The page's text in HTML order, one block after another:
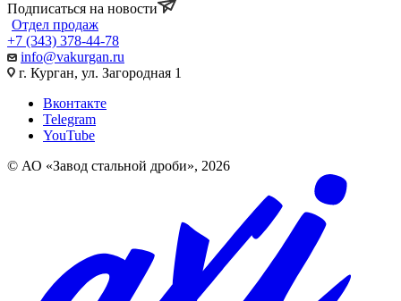
Подписаться на новости
Отдел продаж
+7 (343) 378-44-78
info@vakurgan.ru
г. Курган, ул. Загородная 1
Вконтакте
Telegram
YouTube
© АО «Завод стальной дроби», 2026